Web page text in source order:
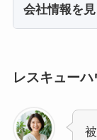
会社情報を
レスキュー